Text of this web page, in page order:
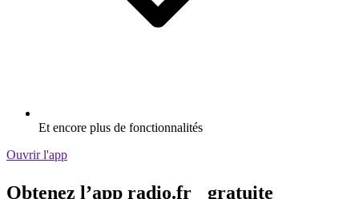
Et encore plus de fonctionnalités
Ouvrir l'app
Obtenez l’app radio.fr gratuite